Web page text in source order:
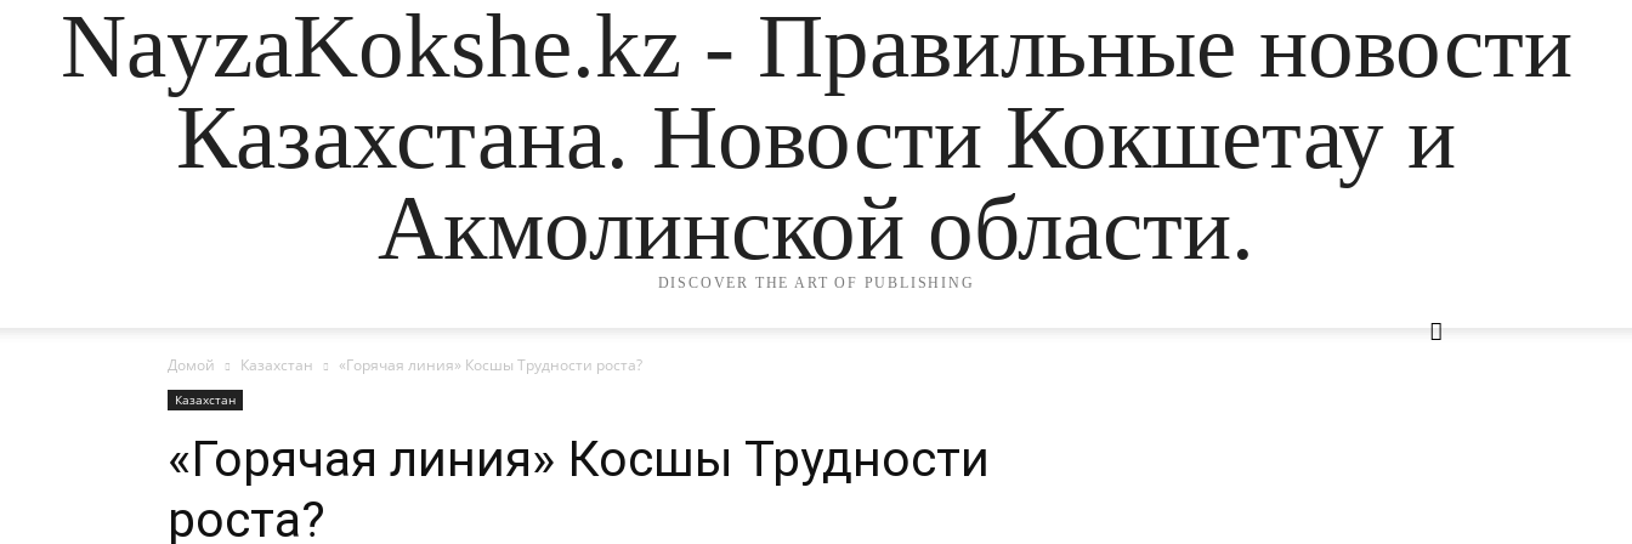
NayzaKokshe.kz - Правильные новости
Казахстана. Новости Кокшетау и
Акмолинской области.
DISCOVER THE ART OF PUBLISHING
Домой Казахстан «Горячая линия» Косшы Трудности роста?
Казахстан
«Горячая линия» Косшы Трудности
роста?